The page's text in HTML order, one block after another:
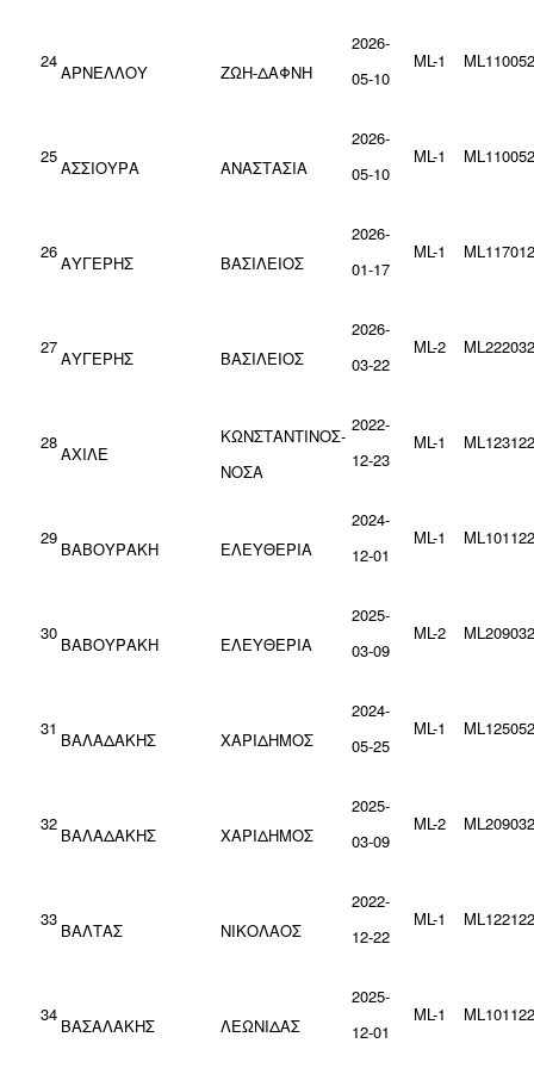
24
ΑΡΝΕΛΛΟΥ ΖΩΗ-ΔΑΦΝΗ
2026-
05-10
ML-1
25
ΑΣΣΙΟΥΡΑ ΑΝΑΣΤΑΣΙΑ
2026-
05-10
ML-1
26
ΑΥΓΕΡΗΣ ΒΑΣΙΛΕΙΟΣ
2026-
01-17
ML-1
27
ΑΥΓΕΡΗΣ ΒΑΣΙΛΕΙΟΣ
2026-
03-22
ML-2
28
ΑΧΙΛΕ
ΚΩΝΣΤΑΝΤΙΝΟΣ-
ΝΟΣΑ
2022-
12-23
ML-1
29
ΒΑΒΟΥΡΑΚΗ ΕΛΕΥΘΕΡΙΑ
2024-
12-01
ML-1
30
ΒΑΒΟΥΡΑΚΗ ΕΛΕΥΘΕΡΙΑ
2025-
03-09
ML-2
31
ΒΑΛΑΔΑΚΗΣ ΧΑΡΙΔΗΜΟΣ
2024-
05-25
ML-1
32
ΒΑΛΑΔΑΚΗΣ ΧΑΡΙΔΗΜΟΣ
2025-
03-09
ML-2
33
ΒΑΛΤΑΣ ΝΙΚΟΛΑΟΣ
2022-
12-22
ML-1
34
ΒΑΣΑΛΑΚΗΣ ΛΕΩΝΙΔΑΣ
2025-
12-01
ML-1